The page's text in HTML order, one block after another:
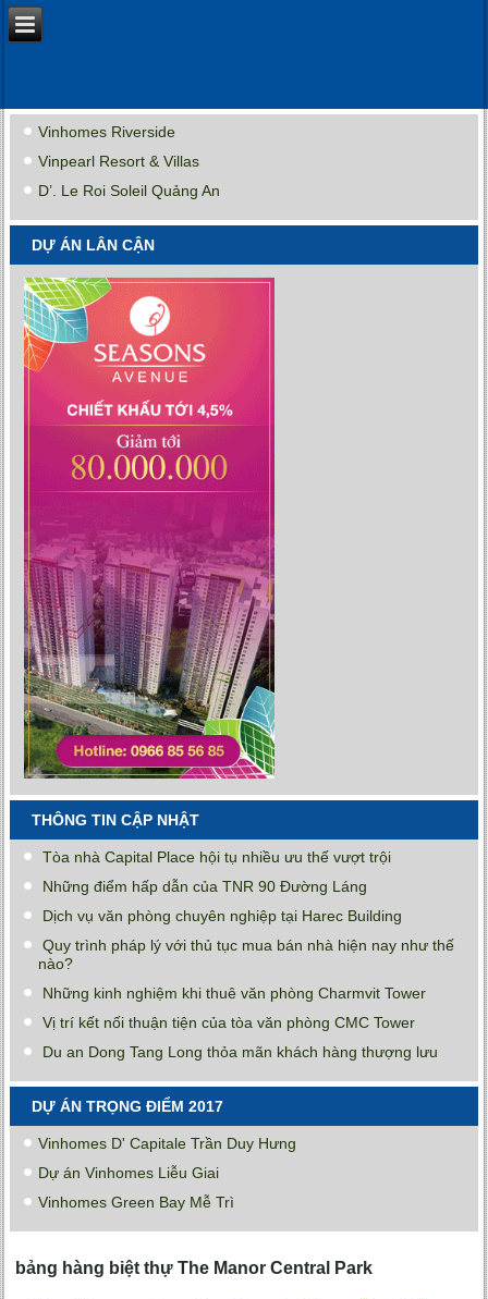
Vinhomes Riverside
Vinpearl Resort & Villas
D’. Le Roi Soleil Quảng An
DỰ ÁN LÂN CẬN
THÔNG TIN CẬP NHẬT
Tòa nhà Capital Place hội tụ nhiều ưu thế vượt trội
Những điểm hấp dẫn của TNR 90 Đường Láng
Dịch vụ văn phòng chuyên nghiệp tại Harec Building
Quy trình pháp lý với thủ tục mua bán nhà hiện nay như thế
nào?
Những kinh nghiệm khi thuê văn phòng Charmvit Tower
Vị trí kết nối thuận tiện của tòa văn phòng CMC Tower
Du an Dong Tang Long thỏa mãn khách hàng thượng lưu
DỰ ÁN TRỌNG ĐIỂM 2017
Vinhomes D' Capitale Trần Duy Hưng
Dự án Vinhomes Liễu Giai
Vinhomes Green Bay Mễ Trì
bảng hàng biệt thự The Manor Central Park